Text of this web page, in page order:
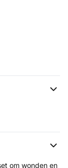
om wonden en